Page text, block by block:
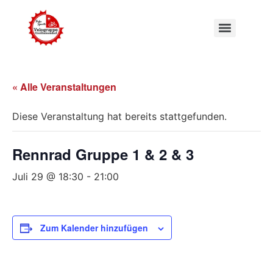
« Alle Veranstaltungen
Diese Veranstaltung hat bereits stattgefunden.
Rennrad Gruppe 1 & 2 & 3
Juli 29 @ 18:30 - 21:00
Zum Kalender hinzufügen